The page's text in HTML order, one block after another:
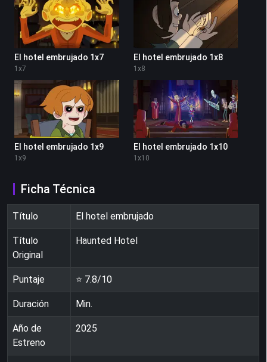
El hotel embrujado 1x7
1 x7
El hotel embrujado 1x8
1 x8
El hotel embrujado 1x9
1 x9
El hotel embrujado 1x10
1 x10
Ficha Técnica
Título El hotel embrujado
Título
Original
Haunted Hotel
Puntaje ⭐ 7.8/10
Duración Min.
Año de
Estreno
2025